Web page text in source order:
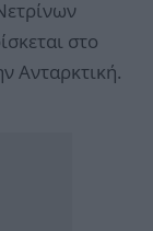
στο
Ανταρκτική.